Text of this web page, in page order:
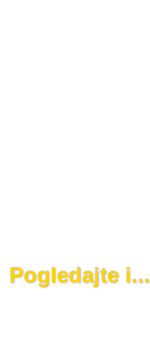
Pogledajte i...